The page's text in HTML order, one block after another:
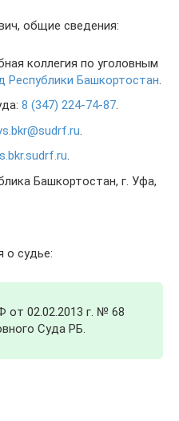
общие сведения:
коллегия по уголовным
Республики Башкортостан
8 (347) 224-74-87.
.
Башкортостан, г. Уфа,
о судье:
от 02.02.2013 г. № 68
Суда РБ.